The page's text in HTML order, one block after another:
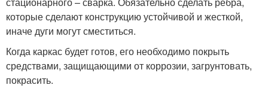
которые сделают конструкцию устойчивой и жесткой,
иначе дуги могут сместиться.
Когда каркас будет готов, его необходимо покрыть
средствами, защищающими от коррозии, загрунтовать,
покрасить.